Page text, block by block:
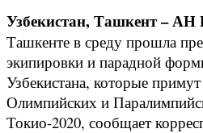
Узбекистан, Ташкент – АН
Ташкенте в среду прошла
экипировки и парадной
Узбекистана, которые
Олимпийских и
Токио-2020, сообщает